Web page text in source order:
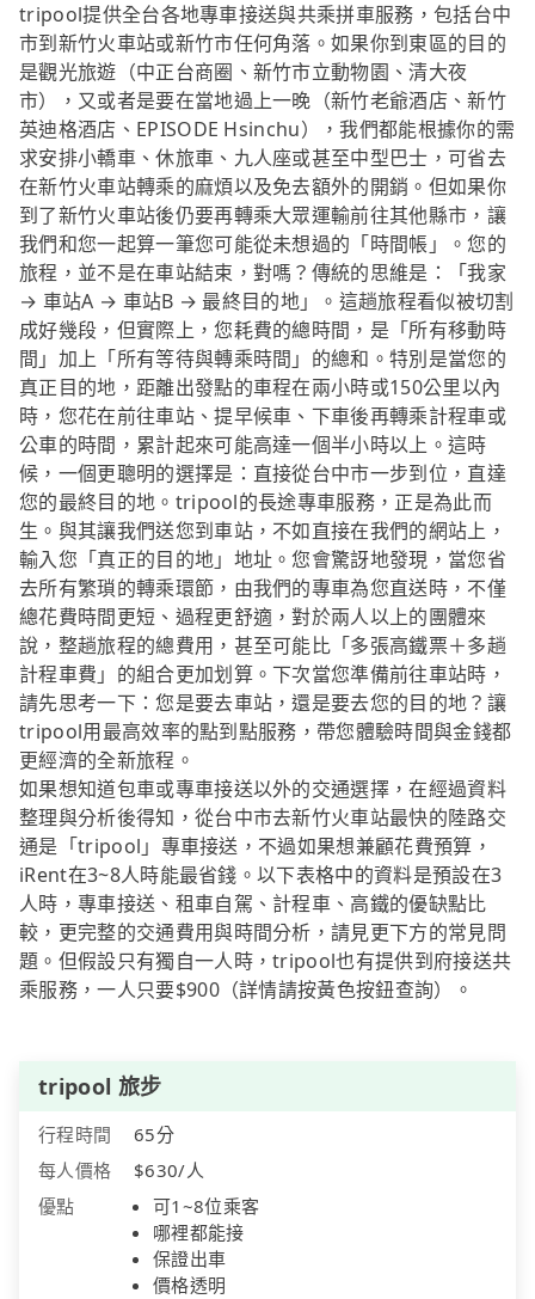
tripool提供全台各地專車接送與共乘拼車服務，包括台中
市到新竹火車站或新竹市任何角落。如果你到東區的目的
是觀光旅遊（中正台商圈、新竹市立動物園、清大夜
市），又或者是要在當地過上一晚（新竹老爺酒店、新竹
英迪格酒店、EPISODE Hsinchu），我們都能根據你的需
求安排小轎車、休旅車、九人座或甚至中型巴士，可省去
在新竹火車站轉乘的麻煩以及免去額外的開銷。但如果你
到了新竹火車站後仍要再轉乘大眾運輸前往其他縣市，讓
我們和您一起算一筆您可能從未想過的「時間帳」。您的
旅程，並不是在車站結束，對嗎？傳統的思維是：「我家
→ 車站A → 車站B → 最終目的地」。這趟旅程看似被切割
成好幾段，但實際上，您耗費的總時間，是「所有移動時
間」加上「所有等待與轉乘時間」的總和。特別是當您的
真正目的地，距離出發點的車程在兩小時或150公里以內
時，您花在前往車站、提早候車、下車後再轉乘計程車或
公車的時間，累計起來可能高達一個半小時以上。這時
候，一個更聰明的選擇是：直接從台中市一步到位，直達
您的最終目的地。tripool的長途專車服務，正是為此而
生。與其讓我們送您到車站，不如直接在我們的網站上，
輸入您「真正的目的地」地址。您會驚訝地發現，當您省
去所有繁瑣的轉乘環節，由我們的專車為您直送時，不僅
總花費時間更短、過程更舒適，對於兩人以上的團體來
說，整趟旅程的總費用，甚至可能比「多張高鐵票＋多趟
計程車費」的組合更加划算。下次當您準備前往車站時，
請先思考一下：您是要去車站，還是要去您的目的地？讓
tripool用最高效率的點到點服務，帶您體驗時間與金錢都
更經濟的全新旅程。
如果想知道包車或專車接送以外的交通選擇，在經過資料
整理與分析後得知，從台中市去新竹火車站最快的陸路交
通是「tripool」專車接送，不過如果想兼顧花費預算，
iRent在3~8人時能最省錢。以下表格中的資料是預設在3
人時，專車接送、租車自駕、計程車、高鐵的優缺點比
較，更完整的交通費用與時間分析，請見更下方的常見問
題。但假設只有獨自一人時，tripool也有提供到府接送共
乘服務，一人只要$900（詳情請按黃色按鈕查詢）。
tripool 旅步
行程時間
65分
每人價格
$630/人
優點
可1~8位乘客
哪裡都能接
保證出車
價格透明